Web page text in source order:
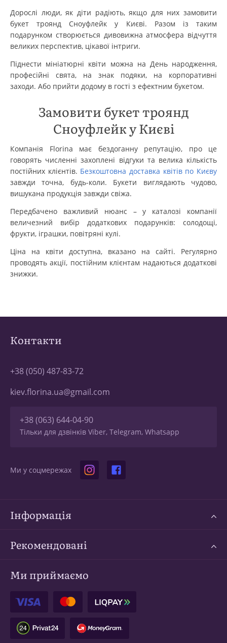
Дорослі люди, як діти радіють, якщо для них замовити
букет троянд Сноуфлейк у Києві. Разом із таким
подарунком створюється дивовижна атмосфера відчуття
великих перспектив, цікавої інтриги.
Піднести мініатюрні квіти можна на День народження,
професійні свята, на знак подяки, на корпоративні
заходи. Або прийти додому в гості з ефектним букетом.
Замовити букет троянд
Сноуфлейк у Києві
Компанія Florina має бездоганну репутацію, про це
говорять численні захоплені відгуки та велика кількість
постійних клієнтів. Безкоштовна доставка квітів по Києву
завжди точна, будь-коли. Букети виглядають чудово,
вишукана продукція завжди свіжа.
Передбачено важливий нюанс – у каталозі компанії
величезний вибір додаткових подарунків: солодощі,
фрукти, іграшки, повітряні кулі.
Ціна на квіти доступна, вказано на сайті. Регулярно
проводять акції, постійним клієнтам надаються додаткові
знижки.
Контакти
+38 (050) 487-83-72
kiev.florina.ua@gmail.com
+38 (063) 644-04-90
Тільки для дзвінків Viber, Telegram, Whatsapp
Ми у соцмережах
Інформація
Рекомендовані
Ми приймаємо